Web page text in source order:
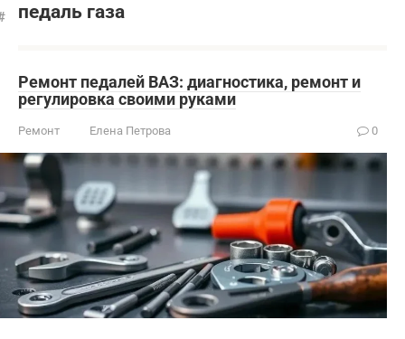
педаль газа
Ремонт педалей ВАЗ: диагностика, ремонт и
регулировка своими руками
Ремонт Елена Петрова 0